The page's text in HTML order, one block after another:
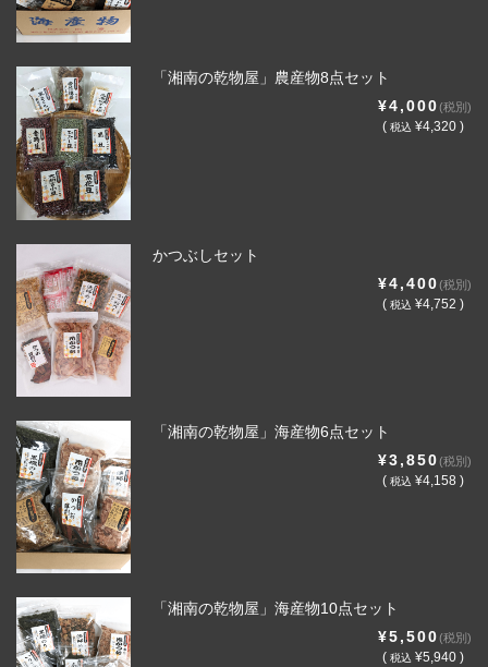
「湘南の乾物屋」農産物8点セット
¥4,000(税別)
( 税込 ¥4,320 )
かつぶしセット
¥4,400(税別)
( 税込 ¥4,752 )
「湘南の乾物屋」海産物6点セット
¥3,850(税別)
( 税込 ¥4,158 )
「湘南の乾物屋」海産物10点セット
¥5,500(税別)
( 税込 ¥5,940 )